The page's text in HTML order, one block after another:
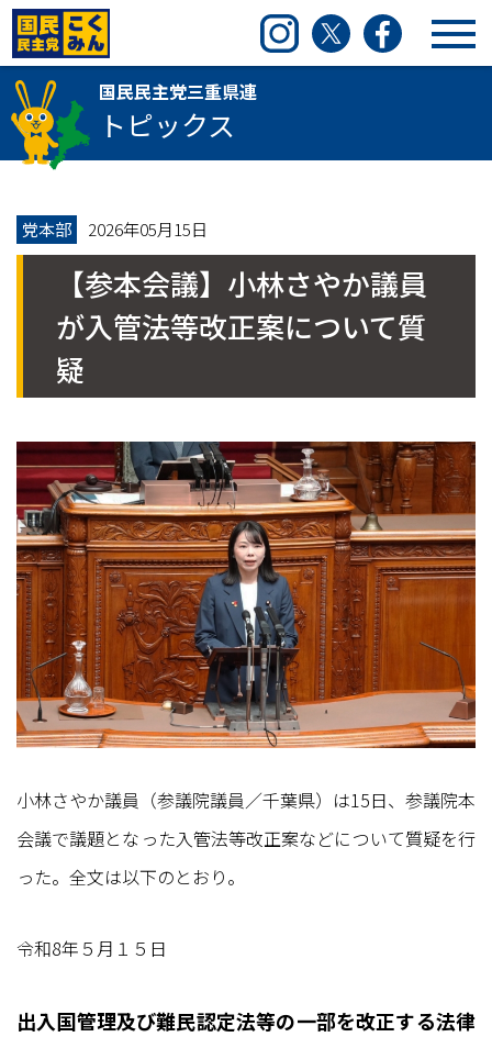
国民民主党三重県連 InstagramTwitter Facebook
国民民主党三重県連
トピックス
党本部 2026年05月15日
【参本会議】小林さやか議員
が入管法等改正案について質
疑
小林さやか議員（参議院議員／千葉県）は15日、参議院本
会議で議題となった入管法等改正案などについて質疑を行
った。全文は以下のとおり。
令和8年５月１５日
出入国管理及び難民認定法等の一部を改正する法律